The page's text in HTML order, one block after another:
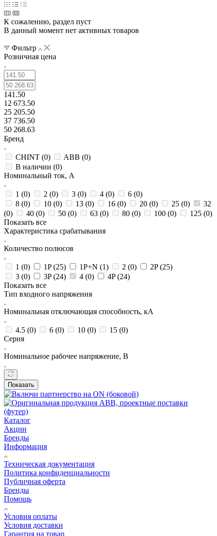
К сожалению, раздел пуст
В данный момент нет активных товаров
Фильтр
Розничная цена
141.50
12 673.50
25 205.50
37 736.50
50 268.63
Бренд
CHINT (0) ABB (0)
В наличии (0)
Номинальный ток, А
1 (0) 2 (0) 3 (0) 4 (0) 6 (0)
8 (0) 10 (0) 13 (0) 16 (0) 20 (0) 25 (0)
32
(0) 40 (0) 50 (0) 63 (0) 80 (0) 100 (0) 125 (0)
Показать все
Характеристика срабатывания
Количество полюсов
1 (0) 1P (25) 1P+N (1) 2 (0) 2P (25)
3 (0) 3P (24) 4 (0) 4P (24)
Показать все
Тип входного напряжения
Номинальная отключающая способность, кА
4.5 (0) 6 (0) 10 (0) 15 (0)
Серия
Номинальное рабочее напряжение, В
Показать
Каталог
Акции
Бренды
Информация
Техническая документация
Политика конфиденциальности
Публичная оферта
Бренды
Помощь
Условия оплаты
Условия доставки
Гарантия на товар